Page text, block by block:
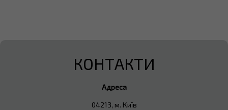
КОНТАКТИ
Адреса
04213, м. Київ